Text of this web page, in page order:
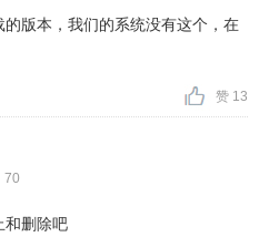
版本，我们的系统没有这个，在
赞 13
70
和删除吧